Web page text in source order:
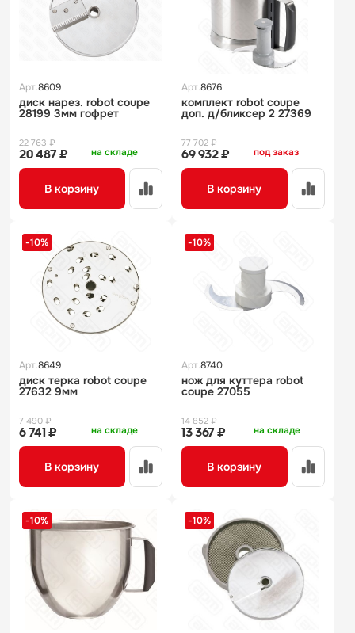
Арт.8609
диск нарез. robot coupe
28199 3мм гофрет
на складе
20 487 ₽
22 763 ₽
В корзину
Арт.8676
комплект robot coupe
доп. д/бликсер 2 27369
под заказ
69 932 ₽
77 702 ₽
В корзину
-10%
Арт.8649
диск терка robot coupe
27632 9мм
на складе
6 741 ₽
7 490 ₽
В корзину
-10%
Арт.8740
нож для куттера robot
coupe 27055
на складе
13 367 ₽
14 852 ₽
В корзину
-10% -10%